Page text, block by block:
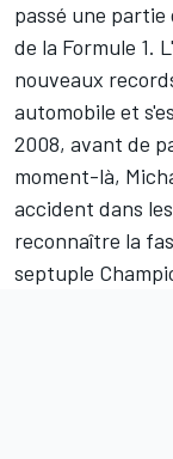
passé une
de la Formule 1.
nouveaux
automobile et
2008, avant de
moment-là,
accident dans
reconnaître la
septuple